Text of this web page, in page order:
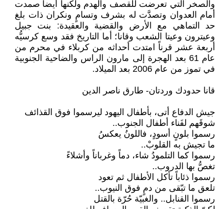
والصخر التي تعرضت للقصف والهدم ولكنها أيضاً صمدت
أمام العدوان وتصدَّت له بشرف وتسامٍ ونكران ذات بلغ
حد التماهي مع الأرض والقضية والعقيدة: بنت جبيل
وعيترون وعيتا الشعب وقانا؛ أما التاريخ فقد وسع كرسيُّه
أربعة عشر قرناً امتدت أحداثه من كربلاء في محرم من
عام 61 بعد الهجرة إلى مارون الراس والضاحية الجنوبية
في تموز من عام 2006 بعد الميلاد.
قانا حدودك وردتان- طارق ناصر الدين
جيش الدفاع أتى، بأطفال اليهود ليرسموا فوق القذائف
شوقَهم لفَناء أطفال الجنوب..
رسموا بلونٍ أسودٍ، فاللونُ يعكسُ
ما تجيش به القلوبْ..
رسموا كما التلمودُ شاء، دماً وغرباناً وأشلاءً
تغصُّ بها الدروب..
رسموا ذئاباً تأكل الأطفال ثم تعود
تلعق ما تبّقى من دمٍ فوق النيوب..
رسموا القنابل.. والغبيّة حُرّة بالقتل